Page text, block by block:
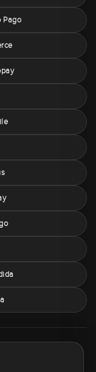
Pago